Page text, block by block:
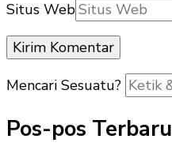
Situs Web
Mencari Sesuatu?
Pos-pos Terbaru